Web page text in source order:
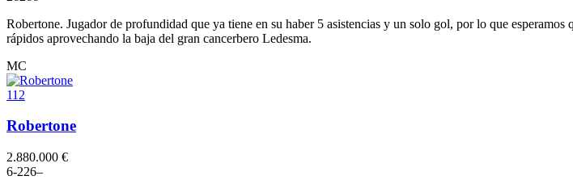
Robertone. Jugador de profundidad que ya tiene en su haber 5 asistencias y un solo gol, por lo que
rápidos aprovechando la baja del gran cancerbero Ledesma.
MC
112
Robertone
2.880.000 €
6-226–